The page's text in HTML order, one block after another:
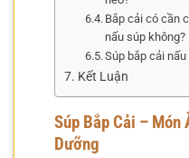
Bắp cải có cần
nấu súp không?
Súp bắp cải
Kết Luận
Súp Bắp Cải – Món
Dưỡng